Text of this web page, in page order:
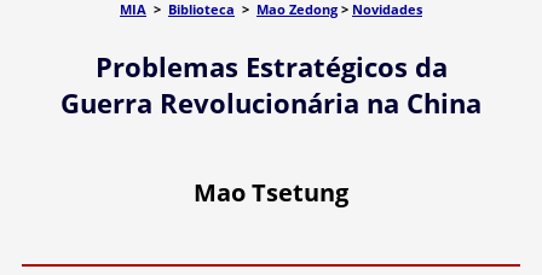
MIA > Biblioteca > Mao Zedong > Novidades
Problemas Estratégicos da
Guerra Revolucionária na China
Mao Tsetung